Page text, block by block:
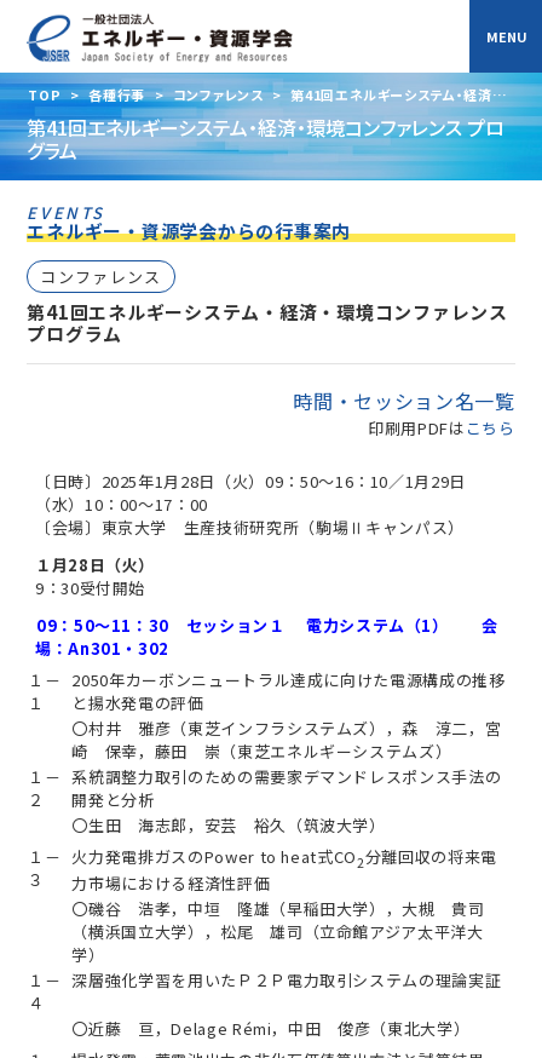
TOP > 各種行事 > コンファレンス > 第41回エネルギーシステム・経済・環
境コンファレンス プログラム
第41回エネルギーシステム・経済・環境コンファレンス プロ
グラム
EVENTS
エネルギー・資源学会からの行事案内
コンファレンス
第41回エネルギーシステム・経済・環境コンファレンス
プログラム
時間・セッション名一覧
印刷用PDFは こちら
〔日時〕2025年1月28日（火）09：50～16：10／1月29日
（水）10：00～17：00
〔会場〕東京大学 生産技術研究所（駒場Ⅱキャンパス）
１月28日（火）
9：30受付開始
09：50～11：30 セッション１
電力システム（1） 会
場：An301・302
１－
１
2050年カーボンニュートラル達成に向けた電源構成の推移
と揚水発電の評価
〇村井 雅彦（東芝インフラシステムズ），森 淳二，宮
崎 保幸，藤田 崇（東芝エネルギーシステムズ）
１－
２
系統調整力取引のための需要家デマンドレスポンス手法の
開発と分析
〇生田 海志郎，安芸 裕久（筑波大学）
１－
３
火力発電排ガスのPower to heat式CO2分離回収の将来電
力市場における経済性評価
〇磯谷 浩孝，中垣 隆雄（早稲田大学），大槻 貴司
（横浜国立大学），松尾 雄司（立命館アジア太平洋大
学）
１－
４
深層強化学習を用いたＰ２Ｐ電力取引システムの理論実証
〇近藤 亘，Delage Rémi，中田 俊彦（東北大学）